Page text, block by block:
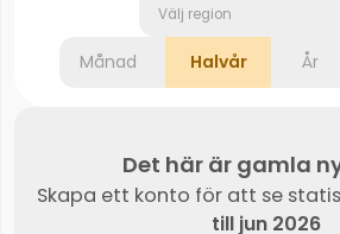
Välj region
Månad Halvår År
Det här är gamla
Skapa ett konto för att se
till jun 2026